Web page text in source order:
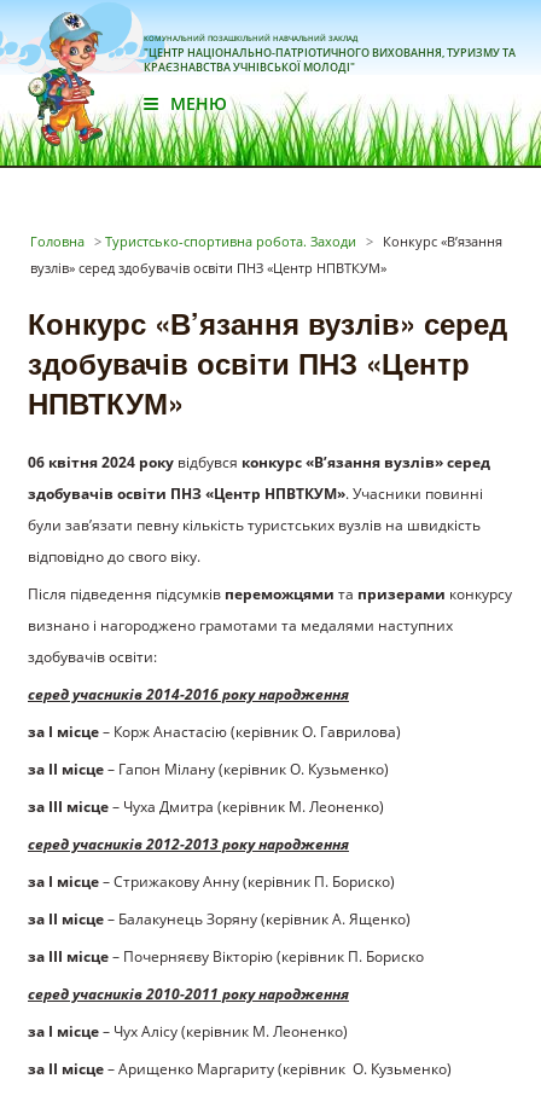
КОМУНАЛЬНИЙ ПОЗАШКІЛЬНИЙ НАВЧАЛЬНИЙ ЗАКЛАД
"ЦЕНТР НАЦІОНАЛЬНО-ПАТРІОТИЧНОГО ВИХОВАННЯ, ТУРИЗМУ ТА
КРАЄЗНАВСТВА УЧНІВСЬКОЇ МОЛОДІ"
МЕНЮ
Головна > Туристсько-спортивна робота. Заходи > Конкурс «В’язання
вузлів» серед здобувачів освіти ПНЗ «Центр НПВТКУМ»
Конкурс «В’язання вузлів» серед
здобувачів освіти ПНЗ «Центр
НПВТКУМ»
06 квітня 2024 року відбувся конкурс «В’язання вузлів» серед
здобувачів освіти ПНЗ «Центр НПВТКУМ». Учасники повинні
були зав’язати певну кількість туристських вузлів на швидкість
відповідно до свого віку.
Після підведення підсумків переможцями та призерами конкурсу
визнано і нагороджено грамотами та медалями наступних
здобувачів освіти:
серед учасників 2014-2016 року народження
за І місце – Корж Анастасію (керівник О. Гаврилова)
за ІІ місце – Гапон Мілану (керівник О. Кузьменко)
за ІІІ місце – Чуха Дмитра (керівник М. Леоненко)
серед учасників 2012-2013 року народження
за І місце – Стрижакову Анну (керівник П. Бориско)
за ІІ місце – Балакунець Зоряну (керівник А. Ященко)
за ІІІ місце – Почерняєву Вікторію (керівник П. Бориско
серед учасників 2010-2011 року народження
за І місце – Чух Алісу (керівник М. Леоненко)
за ІІ місце – Арищенко Маргариту (керівник О. Кузьменко)